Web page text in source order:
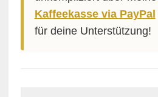
Kaffeekasse via PayPal
für deine Unterstützung!